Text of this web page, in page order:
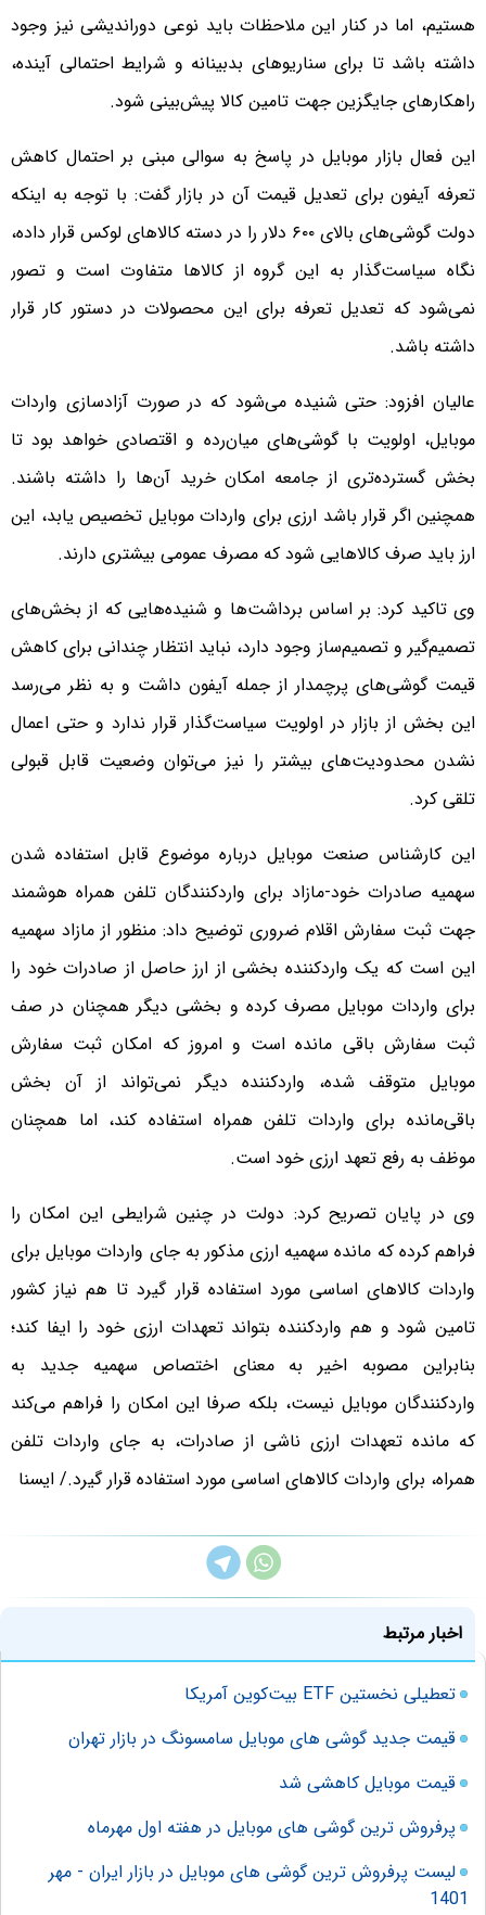
هستیم، اما در کنار این ملاحظات باید نوعی دوراندیشی نیز وجود
داشته باشد تا برای سناریوهای بدبینانه و شرایط احتمالی آینده،
راهکارهای جایگزین جهت تامین کالا پیش‌بینی شود.
این فعال بازار موبایل در پاسخ به سوالی مبنی بر احتمال کاهش
تعرفه آیفون برای تعدیل قیمت آن در بازار گفت: با توجه به اینکه
دولت گوشی‌های بالای ۶۰۰ دلار را در دسته کالاهای لوکس قرار داده،
نگاه سیاست‌گذار به این گروه از کالاها متفاوت است و تصور
نمی‌شود که تعدیل تعرفه برای این محصولات در دستور کار قرار
داشته باشد.
عالیان افزود: حتی شنیده می‌شود که در صورت آزادسازی واردات
موبایل، اولویت با گوشی‌های میان‌رده و اقتصادی خواهد بود تا
بخش گسترده‌تری از جامعه امکان خرید آن‌ها را داشته باشند.
همچنین اگر قرار باشد ارزی برای واردات موبایل تخصیص یابد، این
ارز باید صرف کالاهایی شود که مصرف عمومی بیشتری دارند.
وی تاکید کرد: بر اساس برداشت‌ها و شنیده‌هایی که از بخش‌های
تصمیم‌گیر و تصمیم‌ساز وجود دارد، نباید انتظار چندانی برای کاهش
قیمت گوشی‌های پرچمدار از جمله آیفون داشت و به نظر می‌رسد
این بخش از بازار در اولویت سیاست‌گذار قرار ندارد و حتی اعمال
نشدن محدودیت‌های بیشتر را نیز می‌توان وضعیت قابل قبولی
تلقی کرد.
این کارشناس صنعت موبایل درباره موضوع قابل استفاده شدن
سهمیه صادرات خود-مازاد برای واردکنندگان تلفن همراه هوشمند
جهت ثبت سفارش اقلام ضروری توضیح داد: منظور از مازاد سهمیه
این است که یک واردکننده بخشی از ارز حاصل از صادرات خود را
برای واردات موبایل مصرف کرده و بخشی دیگر همچنان در صف
ثبت سفارش باقی مانده است و امروز که امکان ثبت سفارش
موبایل متوقف شده، واردکننده دیگر نمی‌تواند از آن بخش
باقی‌مانده برای واردات تلفن همراه استفاده کند، اما همچنان
موظف به رفع تعهد ارزی خود است.
وی در پایان تصریح کرد: دولت در چنین شرایطی این امکان را
فراهم کرده که مانده سهمیه ارزی مذکور به جای واردات موبایل برای
واردات کالاهای اساسی مورد استفاده قرار گیرد تا هم نیاز کشور
تامین شود و هم واردکننده بتواند تعهدات ارزی خود را ایفا کند؛
بنابراین مصوبه اخیر به معنای اختصاص سهمیه جدید به
واردکنندگان موبایل نیست، بلکه صرفا این امکان را فراهم می‌کند
که مانده تعهدات ارزی ناشی از صادرات، به جای واردات تلفن
همراه، برای واردات کالاهای اساسی مورد استفاده قرار گیرد./ ایسنا
اخبار مرتبط
تعطیلی نخستین ETF بیت‌کوین آمریکا
قیمت جدید گوشی های موبایل سامسونگ در بازار تهران
قیمت موبایل کاهشی شد
پرفروش ترین گوشی های موبایل در هفته اول مهرماه
لیست پرفروش ترین گوشی های موبایل در بازار ایران - مهر
1401